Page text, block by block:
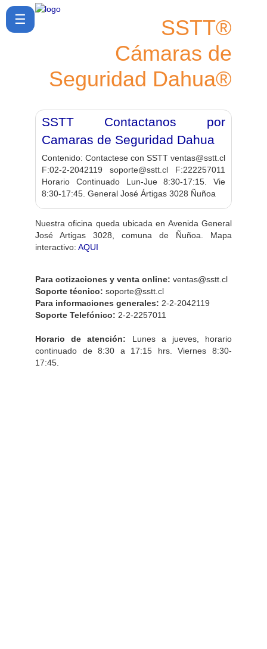
SSTT®
Cámaras de
Seguridad Dahua®
SSTT Contactanos por
Camaras de Seguridad Dahua
Contenido: Contactese con SSTT ventas@sstt.cl
F:02-2-2042119 soporte@sstt.cl F:222257011
Horario Continuado Lun-Jue 8:30-17:15. Vie
8:30-17:45. General José Ártigas 3028 Ñuñoa
Nuestra oficina queda ubicada en Avenida General
José Artigas 3028, comuna de Ñuñoa. Mapa
interactivo: AQUI
Para cotizaciones y venta online: ventas@sstt.cl
Soporte técnico: soporte@sstt.cl
Para informaciones generales: 2-2-2042119
Soporte Telefónico: 2-2-2257011
Horario de atención: Lunes a jueves, horario
continuado de 8:30 a 17:15 hrs. Viernes 8:30-
17:45.
☰